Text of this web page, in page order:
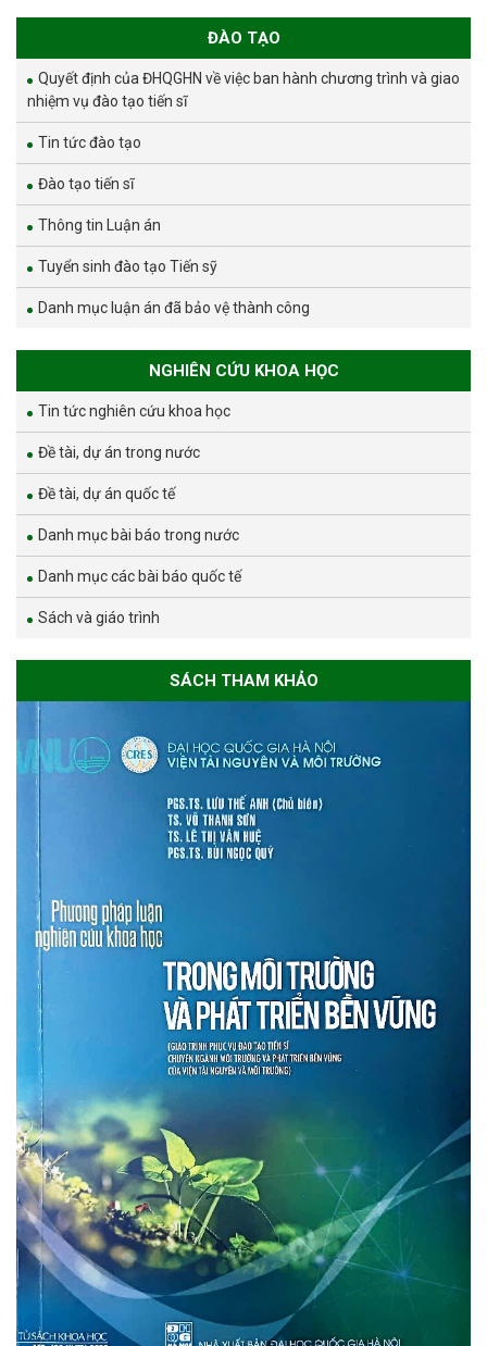
ĐÀO TẠO
Quyết định của ĐHQGHN về việc ban hành chương trình và giao
nhiệm vụ đào tạo tiến sĩ
Tin tức đào tạo
Đào tạo tiến sĩ
Thông tin Luận án
Tuyển sinh đào tạo Tiến sỹ
Danh mục luận án đã bảo vệ thành công
NGHIÊN CỨU KHOA HỌC
Tin tức nghiên cứu khoa học
Đề tài, dự án trong nước
Đề tài, dự án quốc tế
Danh mục bài báo trong nước
Danh mục các bài báo quốc tế
Sách và giáo trình
SÁCH THAM KHẢO